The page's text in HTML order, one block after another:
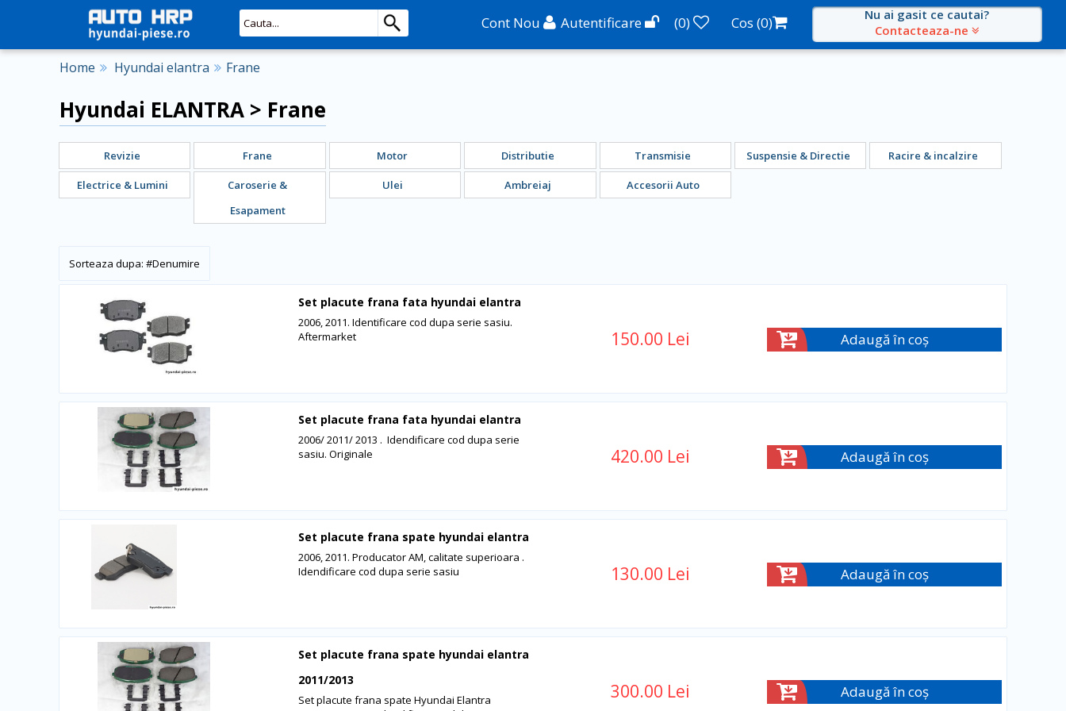
Cont Nou Autentificare (0) Cos (0)
Nu ai gasit ce cautai?
Contacteaza-ne
Home Hyundai elantra Frane
Hyundai ELANTRA > Frane
Revizie Frane Motor Distributie Transmisie Suspensie & Directie Racire & incalzire
Electrice & Lumini
Caroserie &
Esapament
Ulei Ambreiaj Accesorii Auto
#Denumire
Set placute frana fata hyundai elantra
2006, 2011. Identificare cod dupa serie sasiu.
Aftermarket
150.00 Lei Adaugă în coș
Set placute frana fata hyundai elantra
2006/ 2011/ 2013 . Idendificare cod dupa serie
sasiu. Originale
420.00 Lei Adaugă în coș
Set placute frana spate hyundai elantra
2006, 2011. Producator AM, calitate superioara .
Idendificare cod dupa serie sasiu
130.00 Lei Adaugă în coș
Set placute frana spate hyundai elantra
2011/2013
Set placute frana spate Hyundai Elantra
300.00 Lei Adaugă în coș